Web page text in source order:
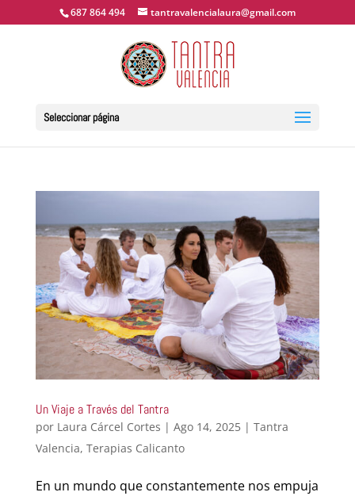
687 864 494 tantravalencialaura@gmail.com
Seleccionar página
Un Viaje a Través del Tantra
por Laura Cárcel Cortes | Ago 14, 2025| Tantra
Valencia, Terapias Calicanto
En un mundo que constantemente nos empuja